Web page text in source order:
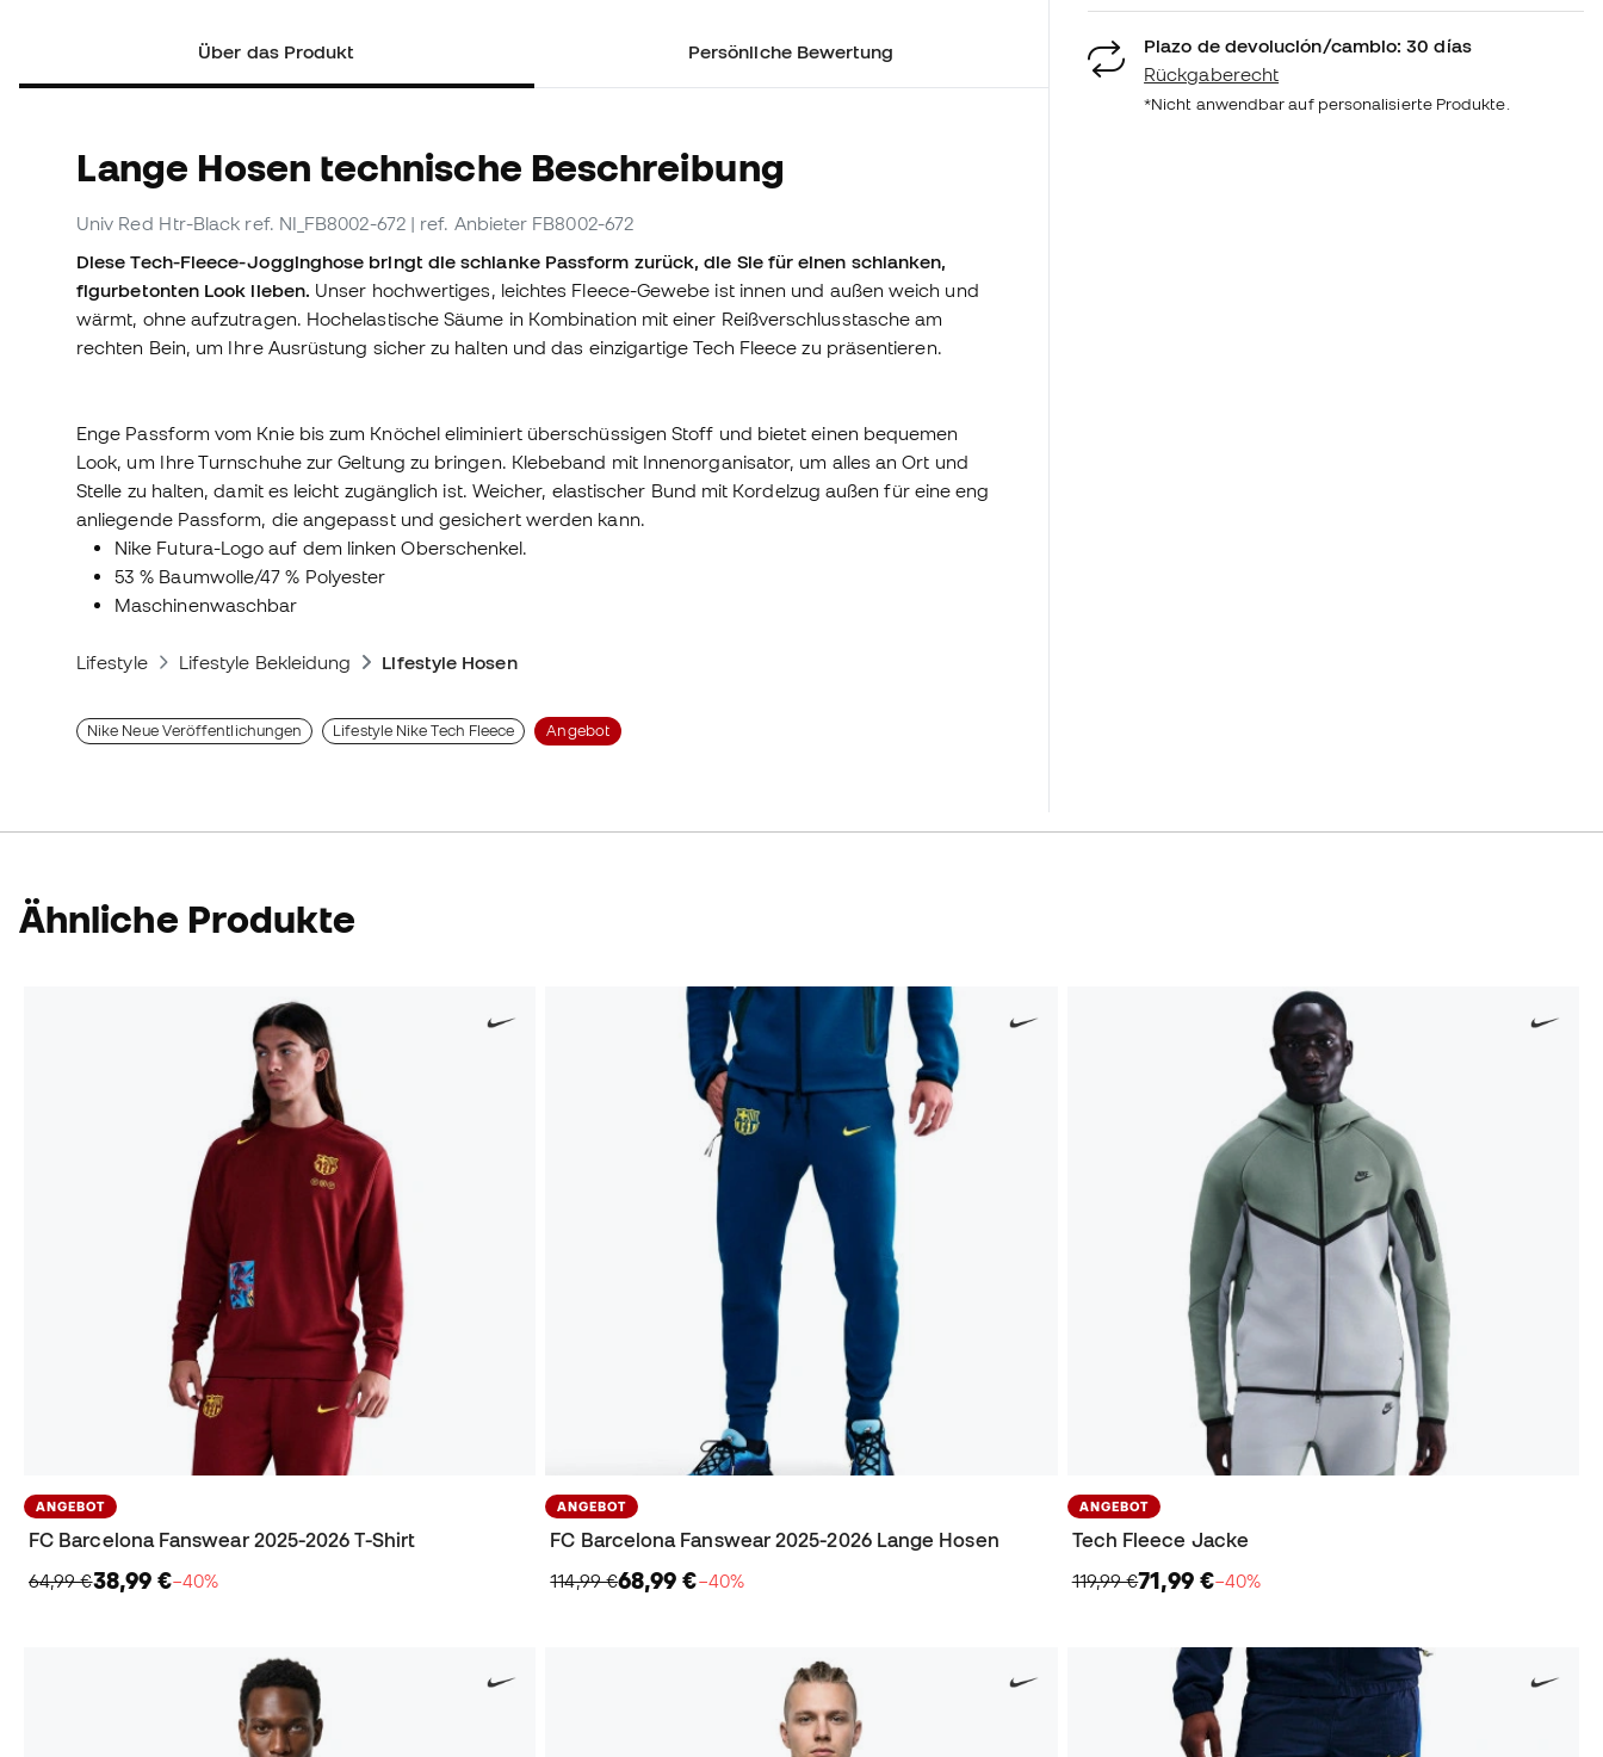
Über das Produkt Persönliche Bewertung
Lange Hosen technische Beschreibung
Univ Red Htr-Black ref. NI_FB8002-672 | ref. Anbieter FB8002-672
Diese Tech-Fleece-Jogginghose bringt die schlanke Passform zurück, die Sie für einen schlanken,
figurbetonten Look lieben. Unser hochwertiges, leichtes Fleece-Gewebe ist innen und außen weich und
wärmt, ohne aufzutragen. Hochelastische Säume in Kombination mit einer Reißverschlusstasche am
rechten Bein, um Ihre Ausrüstung sicher zu halten und das einzigartige Tech Fleece zu präsentieren.
Enge Passform vom Knie bis zum Knöchel eliminiert überschüssigen Stoff und bietet einen bequemen
Look, um Ihre Turnschuhe zur Geltung zu bringen. Klebeband mit Innenorganisator, um alles an Ort und
Stelle zu halten, damit es leicht zugänglich ist. Weicher, elastischer Bund mit Kordelzug außen für eine eng
anliegende Passform, die angepasst und gesichert werden kann.
Nike Futura-Logo auf dem linken Oberschenkel.
53 % Baumwolle/47 % Polyester
Maschinenwaschbar
Lifestyle Lifestyle Bekleidung Lifestyle Hosen
Nike Neue Veröffentlichungen Lifestyle Nike Tech Fleece Angebot
Plazo de devolución/cambio: 30 días
Rückgaberecht
*Nicht anwendbar auf personalisierte Produkte.
Ähnliche Produkte
ANGEBOT
FC Barcelona Fanswear 2025-2026 T-Shirt
64,99 €38,99 €−40%
ANGEBOT
FC Barcelona Fanswear 2025-2026 Lange Hosen
114,99 €68,99 €−40%
ANGEBOT
Tech Fleece Jacke
119,99 €71,99 €−40%